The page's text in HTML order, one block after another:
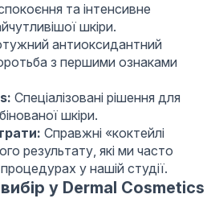
та інтенсивне
шкіри.
антиоксидантний
з першими ознаками
Спеціалізовані рішення для
шкіри.
Справжні «коктейлі
результату, які ми часто
у нашій студії.
у Dermal Cosmetics